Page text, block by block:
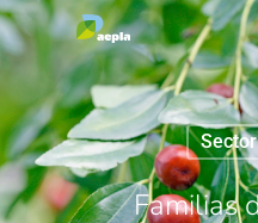
Familias